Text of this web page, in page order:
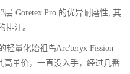
Goretex Pro 的优异耐磨性, 其
排汗。
轻量化始祖鸟Arc'teryx Fission
高单价，一直没入手，经过几番